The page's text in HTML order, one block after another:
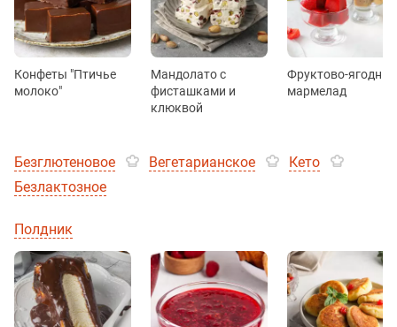
Конфеты "Птичье
молоко"
Мандолато с
фисташками и
клюквой
Фруктово-
мармелад
Безглютеновое Вегетарианское
Кето
Безлактозное
Полдник